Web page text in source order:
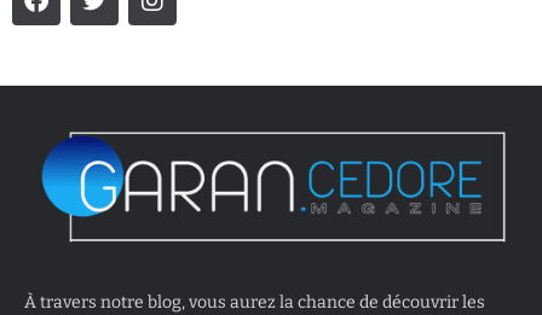
À travers notre blog, vous aurez la chance de découvrir les